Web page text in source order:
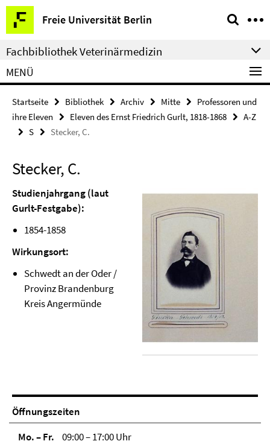
Springe
direkt
zu
Inhalt
Freie Universität Berlin
Service-
Navigation
Fachbibliothek Veterinärmedizin
MENÜ
Startseite Bibliothek Archiv Mitte
Professoren und
ihre Eleven
Eleven des Ernst Friedrich Gurlt, 1818-1868
A-Z
S
Stecker, C.
Stecker, C.
Studienjahrgang (laut
Gurlt-Festgabe):
1854-1858
Wirkungsort:
Schwedt an der Oder /
Provinz Brandenburg
Kreis Angermünde
Öffnungszeiten
Mo. – Fr.
09:00 – 17:00 Uhr